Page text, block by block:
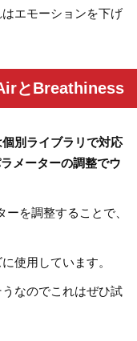
エモーションを下げ
とBreathiness
別ライブラリで対応
メーターの調整でウ
を調整することで、
使用しています。
なのでこれはぜひ試